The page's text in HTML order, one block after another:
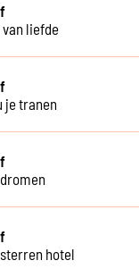
liefde
je tranen
hotel